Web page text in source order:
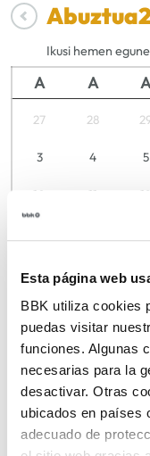
Esta página web
BBK utiliza cookies
puedas visitar
funciones. Algunas
necesarias para la
desactivar. Otras
ubicados en países
adecuado de
Abuztua
Ikusi hemen
A A A
27 28
3 4 5
10 11 12
31 1 2
TIKETAK